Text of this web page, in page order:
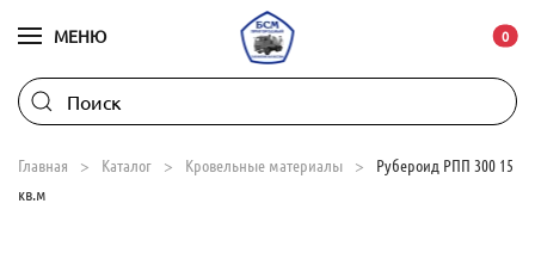
МЕНЮ 0В
Главная Каталог Кровельные материалы
Рубероид РПП 300 15
кв.м